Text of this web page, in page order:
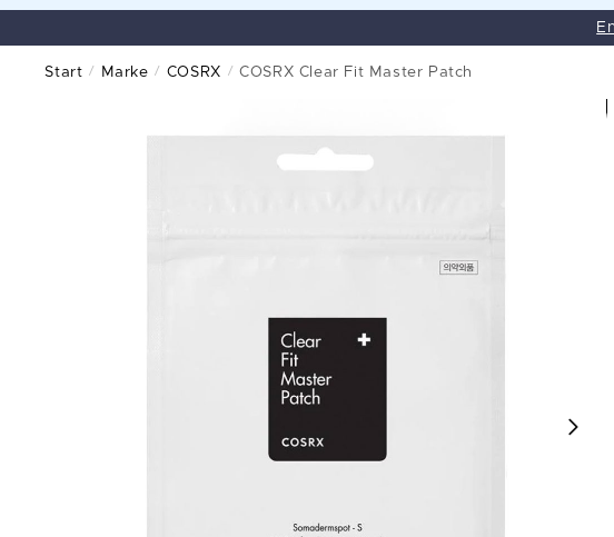
Start / Marke / COSRX / COSRX Clear Fit Master Patch